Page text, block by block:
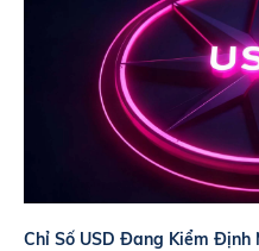
Chỉ Số USD Đang Kiểm Định